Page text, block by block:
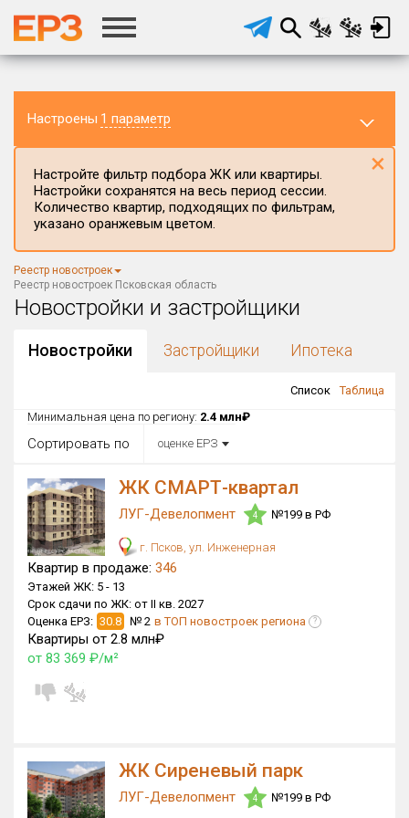
Настроены 1 параметр
Регион ЖК
×
Псковская область
Район в регионе
Все
Все
Район в городе
₽/м²
Цена
от
Общая площадь, м²
от
Срок сдачи
от
Только новые
Настройте фильтр подбора ЖК или квартиры.
Настройки сохранятся на весь период сессии.
Количество квартир, подходящих по фильтрам,
указано оранжевым цветом.
×
Реестр новостроек
Реестр новостроек Псковская область
Новостройки и застройщики
Новостройки Застройщики Ипотека
Список
Таблица
Минимальная цена по региону: 2.4 млн₽
Сортировать по оценке ЕРЗ
ЖК СМАРТ-квартал
ЛУГ-Девелопмент 4 №199 в РФ
г. Псков, ул. Инженерная
Квартир в продаже: 346
Этажей ЖК: 5 - 13
Срок сдачи по ЖК: от II кв. 2027
Оценка ЕРЗ: 30.8 № 2 в ТОП новостроек региона ?
Квартиры от 2.8 млн₽
от 83 369 ₽/м²
ЖК Сиреневый парк
ЛУГ-Девелопмент 4 №199 в РФ